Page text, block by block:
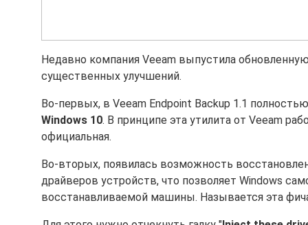
Недавно компания Veeam выпустила
существенных улучшений.
Во-первых, в Veeam Endpoint Backup 1.1
Windows 10. В принципе эта утилита от Veeam
официальная.
Во-вторых, появилась возможность
драйверов устройств, что позволяет Windows
восстанавливаемой машины. Называется эта